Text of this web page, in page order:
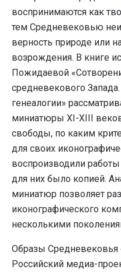
воспринимаются как
тем Средневековью
верность природе или
возрождения. В книге
Пожидаевой
средневекового
генеалогии»
миниатюры XI-XIII
свободы, по каким
для своих
воспроизводили
для них было копией.
миниатюр позволяет
иконографического
несколькими
Образы Средневековья
Российский медиа-